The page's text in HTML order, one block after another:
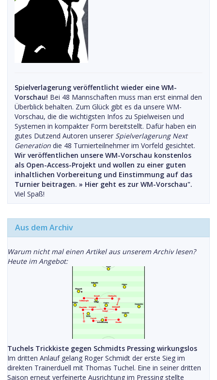
Spielverlagerung veröffentlicht wieder eine WM-
Vorschau! Bei 48 Mannschaften muss man erst einmal den
Überblick behalten. Zum Glück gibt es da unsere WM-
Vorschau, die die wichtigsten Infos zu Spielweisen und
Systemen in kompakter Form bereitstellt. Dafür haben ein
gutes Dutzend Autoren unserer Spielverlagerung Next
Generation die 48 Turnierteilnehmer im Vorfeld gesichtet.
Wir veröffentlichen unsere WM-Vorschau konstenlos
als Open-Access-Projekt und wollen zu einer guten
inhaltlichen Vorbereitung und Einstimmung auf das
Turnier beitragen. » Hier geht es zur WM-Vorschau".
Viel Spaß!
Aus dem Archiv
Warum nicht mal einen Artikel aus unserem Archiv lesen?
Heute im Angebot:
Tuchels Trickkiste gegen Schmidts Pressing wirkungslos
Im dritten Anlauf gelang Roger Schmidt der erste Sieg im
direkten Trainerduell mit Thomas Tuchel. Eine in seiner dritten
Saison erneut verfeinerte Ausrichtung im Pressing stellte